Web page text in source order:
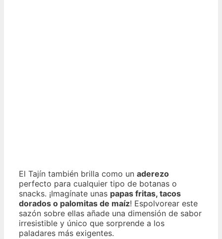
El Tajín también brilla como un aderezo
perfecto para cualquier tipo de botanas o
snacks. ¡Imagínate unas papas fritas, tacos
dorados o palomitas de maíz! Espolvorear este
sazón sobre ellas añade una dimensión de sabor
irresistible y único que sorprende a los
paladares más exigentes.